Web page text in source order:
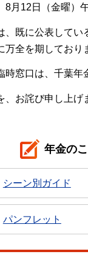
月12日（金曜）
既に公表して
全を期しており
窓口は、千葉
お詫び申し上げ
年金の
シーン別ガイド
パンフレット